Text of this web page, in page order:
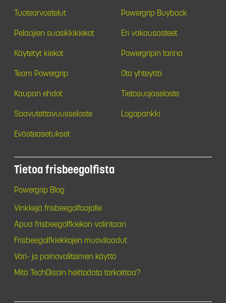
Tuotearvostelut Powergrip Buyback
Pelaajien suosikkikiekot Eri vakausasteet
Käytetyt kiekot Powergripin tarina
Team Powergrip Ota yhteyttä
Kaupan ehdot Tietosuojaseloste
Saavutettavuusseloste Logopankki
Evästeasetukset
Tietoa frisbeegolfista
Powergrip Blog
Vinkkejä frisbeegolfaajalle
Apua frisbeegolfkiekon valintaan
Frisbeegolfkiekkojen muovilaadut
Väri- ja painovalitsimen käyttö
Mitä TechDiscin heittodata tarkoittaa?